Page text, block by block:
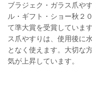
ブラジェク・ガラス爪や
ル・ギフト・ショー秋２
て準大賞を受賞していま
ス爪やすりは、使用後に
となく使えます。大切な
気が上昇しています。